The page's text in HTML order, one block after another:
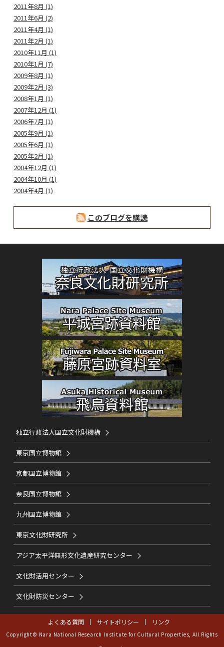
2011年8月 (1)
2011年6月 (2)
2011年4月 (1)
2011年2月 (1)
2010年11月 (1)
2010年1月 (7)
2009年8月 (1)
2009年2月 (3)
2008年1月 (1)
2007年12月 (1)
2006年7月 (1)
2005年9月 (1)
2005年6月 (1)
2005年2月 (1)
2004年12月 (1)
2004年10月 (1)
2004年4月 (1)
このブログを購読
独立行政法人国立文化財機構
東京国立博物館
京都国立博物館
奈良国立博物館
九州国立博物館
東京文化財研究所
アジア太平洋無形文化遺産研究センター
文化財活用センター
文化財防災センター
よくある質問 サイトポリシー リンク
Copyright© Nara National Research Institute for Cultural Properties, All Rights